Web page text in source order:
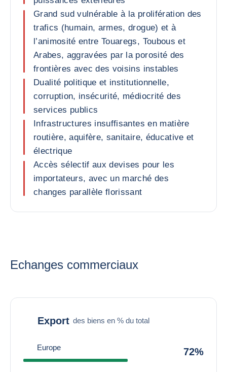
Grand sud vulnérable à la prolifération des
trafics (humain, armes, drogue) et à
l’animosité entre Touaregs, Toubous et
Arabes, aggravées par la porosité des
frontières avec des voisins instables
Dualité politique et institutionnelle,
corruption, insécurité, médiocrité des
services publics
Infrastructures insuffisantes en matière
routière, aquifère, sanitaire, éducative et
électrique
Accès sélectif aux devises pour les
importateurs, avec un marché des
changes parallèle florissant
Echanges commerciaux
Export des biens en % du total
Europe 72%